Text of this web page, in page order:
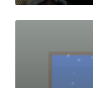
Mehr